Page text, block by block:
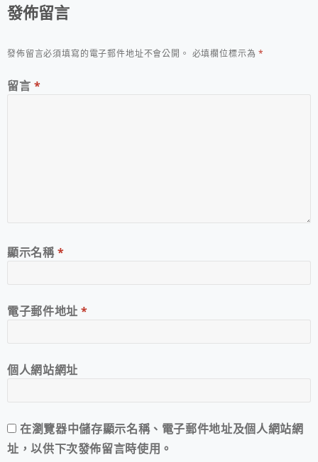
發佈留言
發佈留言必須填寫的電子郵件地址不會公開。 必填欄位標示為*
留言 *
顯示名稱*
電子郵件地址*
個人網站網址
在瀏覽器中儲存顯示名稱、電子郵件地址及個人網站網
址，以供下次發佈留言時使用。